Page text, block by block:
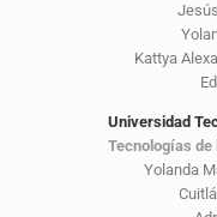
Kattya
Universidad
Tecnologías
Yolanda